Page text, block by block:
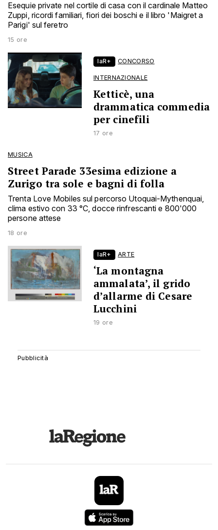
Esequie private nel cortile di casa con il cardinale Matteo
Zuppi, ricordi familiari, fiori dei boschi e il libro 'Maigret a
Parigi' sul feretro
15 ore
laR+ CONCORSO
INTERNAZIONALE
Ketticè, una
drammatica commedia
per cinefili
17 ore
MUSICA
Street Parade 33esima edizione a
Zurigo tra sole e bagni di folla
Trenta Love Mobiles sul percorso Utoquai-Mythenquai,
clima estivo con 33 °C, docce rinfrescanti e 800'000
persone attese
18 ore
laR+ ARTE
‘La montagna
ammalata’, il grido
d’allarme di Cesare
Lucchini
19 ore